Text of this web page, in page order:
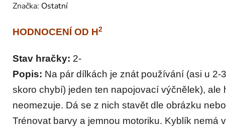
Značka: Ostatní
HODNOCENÍ OD H2
Stav hračky: 2-
Popis: Na pár dílkách je znát používání (asi u 2-
skoro chybí) jeden ten napojovací výčnělek), ale
neomezuje. Dá se z nich stavět dle obrázku
Trénovat barvy a jemnou motoriku. Kyblík nemá